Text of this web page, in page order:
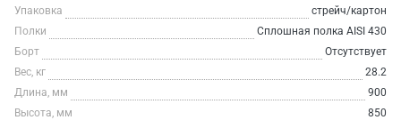
Упаковка
стрейч/картон
Полки
Сплошная полка AISI 430
Борт
Отсутствует
Вес, кг
28.2
Длина, мм
900
Высота, мм
850